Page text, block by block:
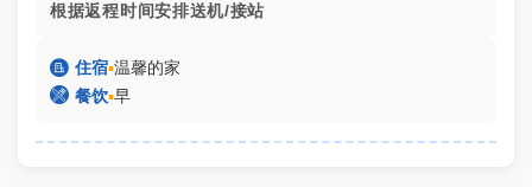
根据返程时间安排送机/接站
 住宿▪温馨的家
 餐饮▪早